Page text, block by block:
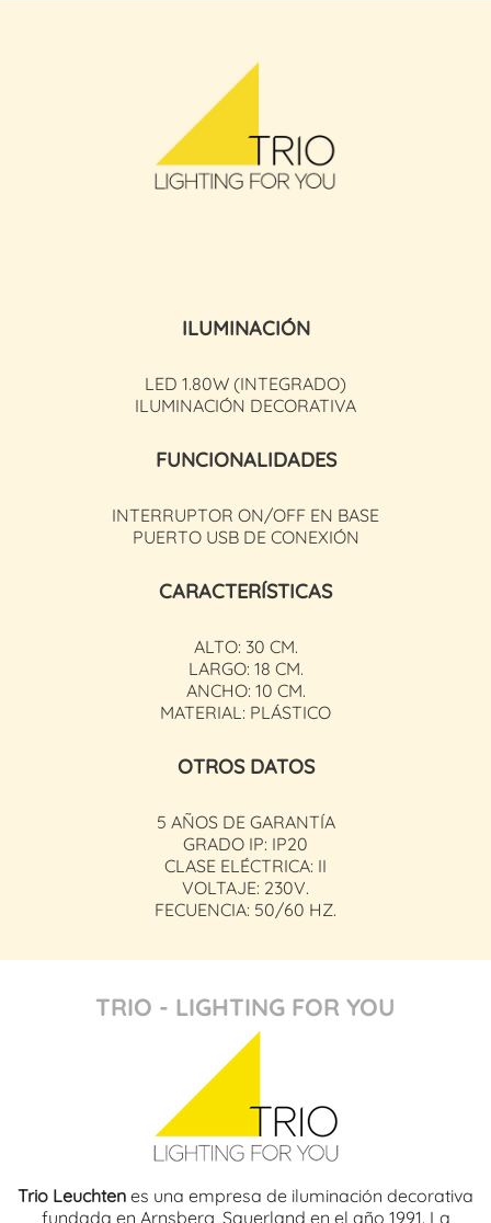
ILUMINACIÓN
LED 1.80W (INTEGRADO)
ILUMINACIÓN DECORATIVA
FUNCIONALIDADES
INTERRUPTOR ON/OFF EN BASE
PUERTO USB DE CONEXIÓN
CARACTERÍSTICAS
ALTO: 30 CM.
LARGO: 18 CM.
ANCHO: 10 CM.
MATERIAL: PLÁSTICO
OTROS DATOS
5 AÑOS DE GARANTÍA
GRADO IP: IP20
CLASE ELÉCTRICA: II
VOLTAJE: 230V.
FECUENCIA: 50/60 HZ.
TRIO - LIGHTING FOR YOU
Trio Leuchten es una empresa de iluminación decorativa
fundada en Arnsberg, Sauerland en el año 1991. La